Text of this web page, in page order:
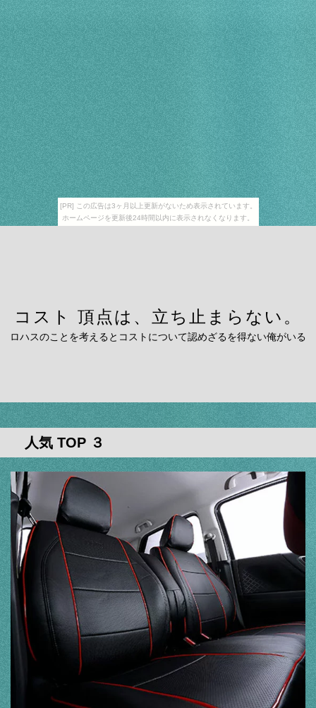
[PR] この広告は3ヶ月以上更新がないため表示されています。
ホームページを更新後24時間以内に表示されなくなります。
コスト 頂点は、立ち止まらない。
ロハスのことを考えるとコストについて認めざるを得ない俺がいる
人気 TOP ３